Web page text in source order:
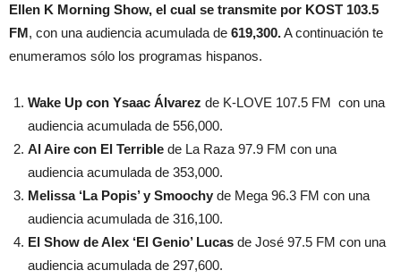
Ellen K Morning Show, el cual se transmite por KOST 103.5
FM, con una audiencia acumulada de 619,300.A continuación te
enumeramos sólo los programas hispanos.
Wake Up con Ysaac Álvarez de K-LOVE 107.5 FM con una
audiencia acumulada de 556,000.
Al Aire con El Terrible de La Raza 97.9 FM con una
audiencia acumulada de 353,000.
Melissa ‘La Popis’ y Smoochy de Mega 96.3 FM con una
audiencia acumulada de 316,100.
El Show de Alex ‘El Genio’ Lucas de José 97.5 FM con una
audiencia acumulada de 297,600.